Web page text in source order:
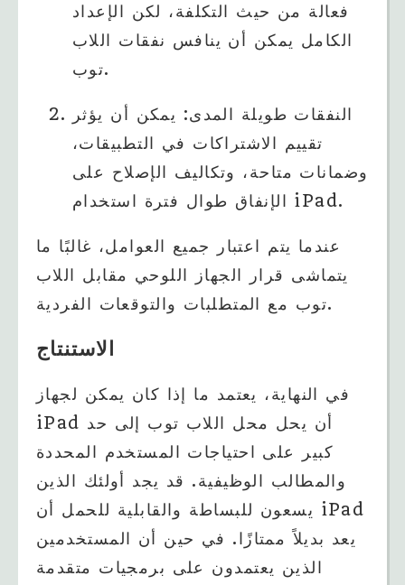
فعالة من حيث التكلفة، لكن الإعداد
الكامل يمكن أن ينافس نفقات اللاب
توب.
النفقات طويلة المدى: يمكن أن يؤثر
تقييم الاشتراكات في التطبيقات،
وضمانات متاحة، وتكاليف الإصلاح على
الإنفاق طوال فترة استخدام iPad.
عندما يتم اعتبار جميع العوامل، غالبًا ما
يتماشى قرار الجهاز اللوحي مقابل اللاب
توب مع المتطلبات والتوقعات الفردية.
الاستنتاج
في النهاية، يعتمد ما إذا كان يمكن لجهاز
iPad أن يحل محل اللاب توب إلى حد
كبير على احتياجات المستخدم المحددة
والمطالب الوظيفية. قد يجد أولئك الذين
يسعون للبساطة والقابلية للحمل أن iPad
يعد بديلاً ممتازًا. في حين أن المستخدمين
الذين يعتمدون على برمجيات متقدمة